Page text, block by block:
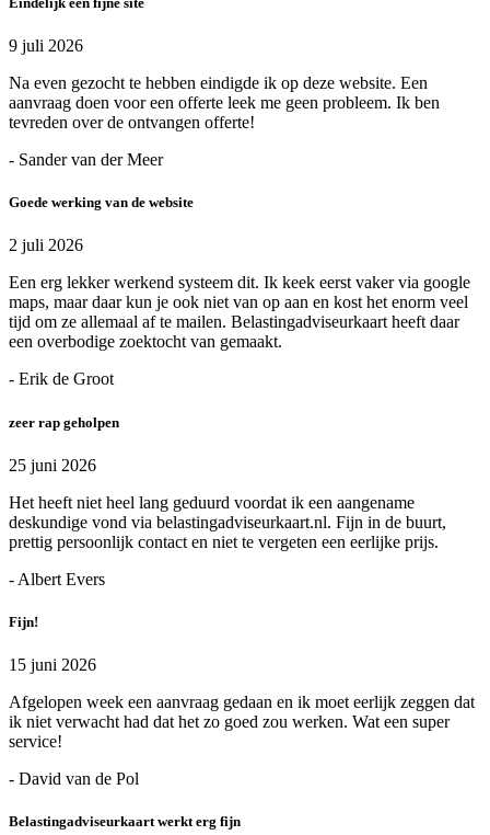
9 juli 2026
Na even gezocht te hebben eindigde ik op deze website. Een
aanvraag doen voor een offerte leek me geen probleem. Ik ben
tevreden over de ontvangen offerte!
- Sander van der Meer
Goede werking van de website
2 juli 2026
Een erg lekker werkend systeem dit. Ik keek eerst vaker via google
maps, maar daar kun je ook niet van op aan en kost het enorm veel
tijd om ze allemaal af te mailen. Belastingadviseurkaart heeft daar
een overbodige zoektocht van gemaakt.
- Erik de Groot
zeer rap geholpen
25 juni 2026
Het heeft niet heel lang geduurd voordat ik een aangename
deskundige vond via belastingadviseurkaart.nl. Fijn in de buurt,
prettig persoonlijk contact en niet te vergeten een eerlijke prijs.
- Albert Evers
Fijn!
15 juni 2026
Afgelopen week een aanvraag gedaan en ik moet eerlijk zeggen dat
ik niet verwacht had dat het zo goed zou werken. Wat een super
service!
- David van de Pol
Belastingadviseurkaart werkt erg fijn